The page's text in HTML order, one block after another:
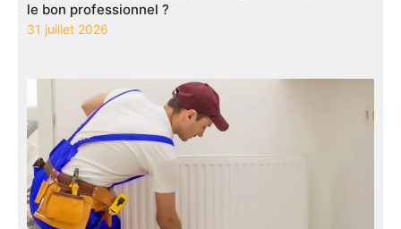
le bon professionnel ?
31 juillet 2026